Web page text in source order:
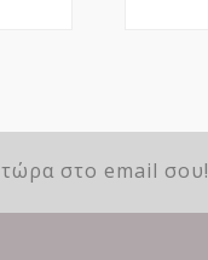
τώρα στο email σου!